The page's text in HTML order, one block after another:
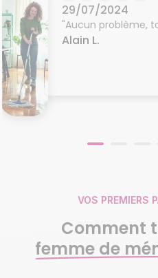
29/07/2024
"Aucun problème,
Alain L.
VOS PREMIERS
Comment
femme de